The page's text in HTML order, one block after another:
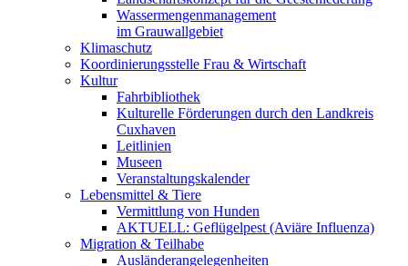
Wassermengenmanagement
im Grauwallgebiet
Klimaschutz
Koordinierungsstelle Frau & Wirtschaft
Kultur
Fahrbibliothek
Kulturelle Förderungen durch den Landkreis
Cuxhaven
Leitlinien
Museen
Veranstaltungskalender
Lebensmittel & Tiere
Vermittlung von Hunden
AKTUELL: Geflügelpest (Aviäre Influenza)
Migration & Teilhabe
Ausländerangelegenheiten